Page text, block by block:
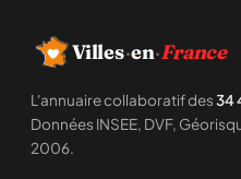
Villes·en·France
L'annuaire collaboratif des34
Données INSEE, DVF,
2006.